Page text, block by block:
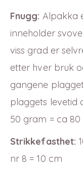
Fnugg: Alpakka
inneholder
viss grad er
etter hver bruk
gangene
plaggets levetid
50 gram = ca 80
Strikkefasthet:
nr 8 = 10 cm